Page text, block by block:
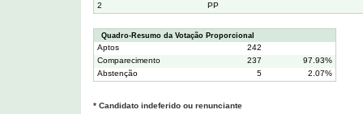
2
PP
Quadro-Resumo da Votação Proporcional
Aptos
242
Comparecimento
237
97.93%
Abstenção
5 2.07%
* Candidato indeferido ou renunciante